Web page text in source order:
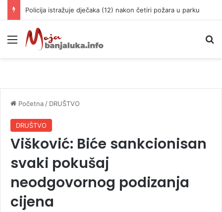
Srbija ide na Svjetsko prvenstvo: Velika pobjeda rukometaša u “Pioniru”
Meni
Početna / DRUŠTVO
DRUŠTVO
Višković: Biće sankcionisan
svaki pokušaj
neodgovornog podizanja
cijena